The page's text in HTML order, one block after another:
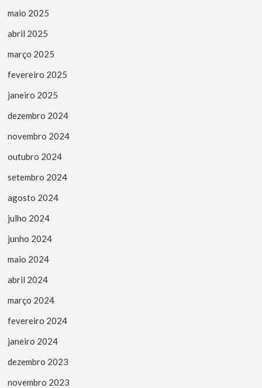
maio 2025
abril 2025
março 2025
fevereiro 2025
janeiro 2025
dezembro 2024
novembro 2024
outubro 2024
setembro 2024
agosto 2024
julho 2024
junho 2024
maio 2024
abril 2024
março 2024
fevereiro 2024
janeiro 2024
dezembro 2023
novembro 2023